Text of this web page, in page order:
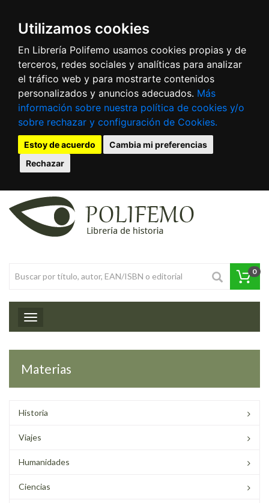
Utilizamos cookies
En Librería Polifemo usamos cookies propias y de
terceros, redes sociales y analíticas para analizar
el tráfico web y para mostrarte contenidos
personalizados y anuncios adecuados. Más
información sobre nuestra política de cookies y/o
sobre rechazar y configuración de Cookies.
Estoy de acuerdo
Cambia mi preferencias
Rechazar
0
Toggle navigation
Materias
Historia
Viajes
Humanidades
Ciencias